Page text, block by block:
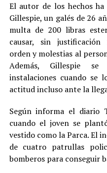
El autor de los hechos
Gillespie, un galés de 26
multa de 200 libras
causar, sin justificación
orden y molestias al
Además, Gillespie
instalaciones cuando se
actitud incluso ante la
Según informa el diario
cuando el joven se
vestido como la Parca. El
de cuatro patrullas
bomberos para conseguir